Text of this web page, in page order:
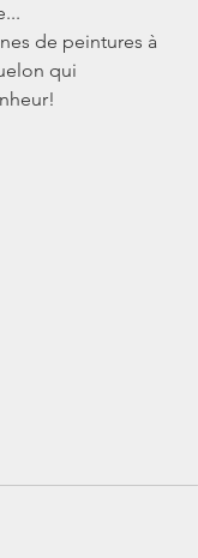
de peintures à
qui